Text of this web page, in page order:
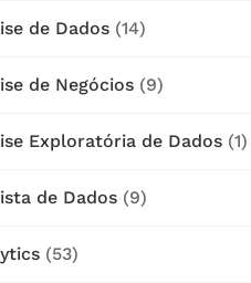
de Dados (14)
de Negócios (9)
Exploratória de Dados (1)
de Dados (9)
(53)